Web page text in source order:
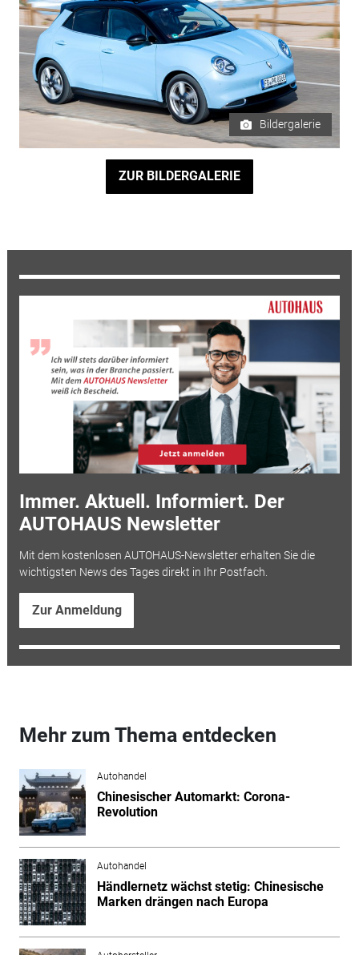
Bildergalerie
ZUR BILDERGALERIE
Immer. Aktuell. Informiert. Der
AUTOHAUS Newsletter
Mit dem kostenlosen AUTOHAUS-Newsletter erhalten Sie die
wichtigsten News des Tages direkt in Ihr Postfach.
Zur Anmeldung
Mehr zum Thema entdecken
Autohandel
Chinesischer Automarkt: Corona-
Revolution
Autohandel
Händlernetz wächst stetig: Chinesische
Marken drängen nach Europa